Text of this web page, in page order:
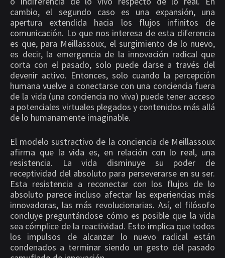
cambio, el segundo caso es una expansión, una
apertura extendida hacia los flujos infinitos de
comunicación. Lo que nos interesa de esta diferencia
es que, para Meillassoux, el surgimiento de lo nuevo,
es decir, la emergencia de la innovación radical que
corta con el pasado, solo puede darse a través del
devenir activo. Entonces, solo cuando la percepción
humana vuelve a conectarse con una conciencia fuera
de la vida (una conciencia no viva) puede tener acceso
a potenciales virtuales plegados y contenidos más allá
de lo humanamente imaginable.
El modelo sustractivo de la conciencia de Meillassoux
afirma que la vida es, en relación con lo real, una
resistencia. La vida disminuye su poder de
receptividad del absoluto para perseverarse en su ser.
Esta resistencia a reconectar con los flujos de lo
absoluto parece incluso afectar las experiencias más
innovadoras, las más revolucionarias. Así, el filósofo
concluye preguntándose cómo es posible que la vida
sea cómplice de la reactividad. Esto implica que todos
los impulsos de alcanzar lo nuevo radical están
condenados a terminar siendo un gesto del pasado